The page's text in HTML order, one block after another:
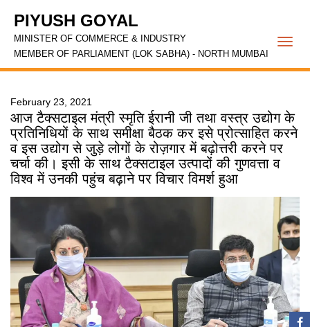
PIYUSH GOYAL
MINISTER OF COMMERCE & INDUSTRY
MEMBER OF PARLIAMENT (LOK SABHA) - NORTH MUMBAI
February 23, 2021
आज टैक्सटाइल मंत्री स्मृति ईरानी जी तथा वस्त्र उद्योग के
प्रतिनिधियों के साथ समीक्षा बैठक कर इसे प्रोत्साहित करने
व इस उद्योग से जुड़े लोगों के रोज़गार में बढ़ोत्तरी करने पर
चर्चा की। इसी के साथ टैक्सटाइल उत्पादों की गुणवत्ता व
विश्व में उनकी पहुंच बढ़ाने पर विचार विमर्श हुआ